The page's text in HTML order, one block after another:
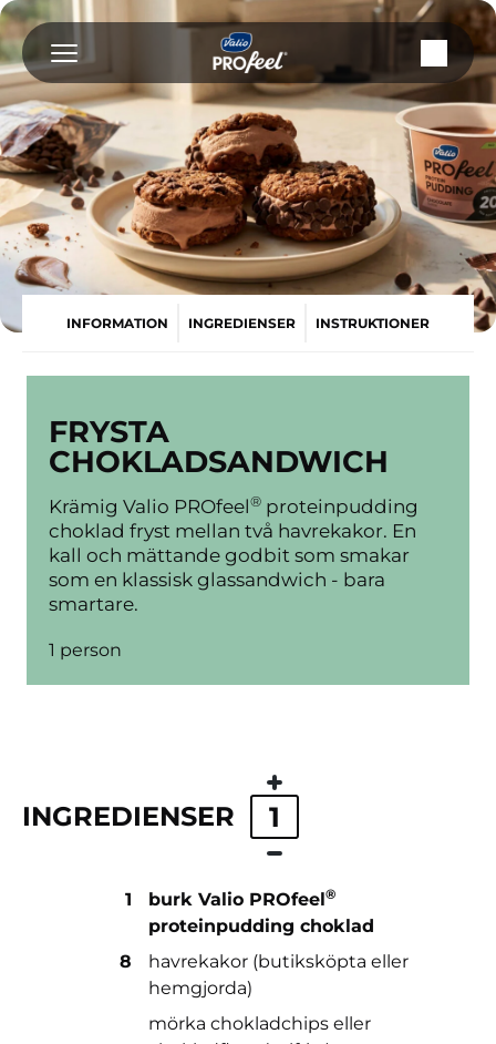
Fortsätt
till
innehållet
INFORMATION INGREDIENSER INSTRUKTIONER
FRYSTA
CHOKLADSANDWICH
Krämig Valio PROfeel®proteinpudding
choklad fryst mellan två havrekakor. En
kall och mättande godbit som smakar
som en klassisk glassandwich - bara
smartare.
1 person
INGREDIENSER 1
1 burk Valio PROfeel®
proteinpudding choklad
8
havrekakor (butiksköpta eller
hemgjorda)
mörka chokladchips eller